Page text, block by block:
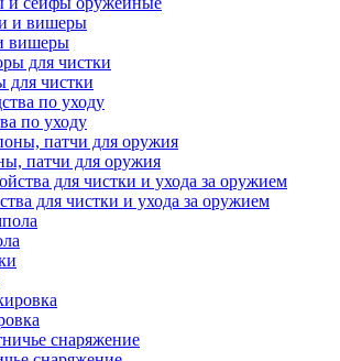
вишеры
для чистки
по уходу
патчи для оружия
для чистки и ухода за оружием